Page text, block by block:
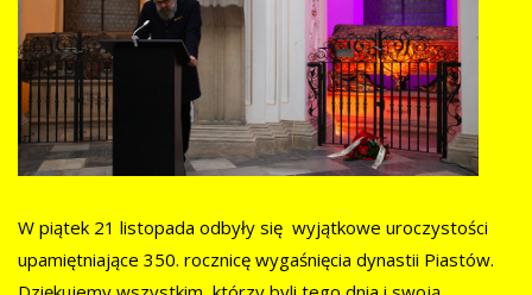
W piątek 21 listopada odbyły się wyjątkowe uroczystości
upamiętniające 350. rocznicę wygaśnięcia dynastii Piastów.